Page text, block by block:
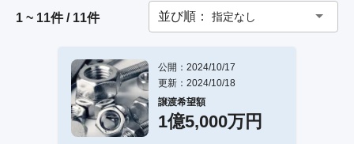
1 ~ 11件 / 11件 並び順： 指定なし
公開：2024/10/17
更新：2024/10/18
譲渡希望額
1億5,000万円